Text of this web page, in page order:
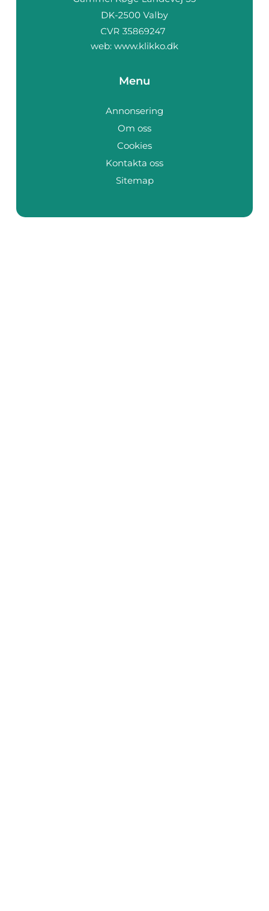
web: www.klikko.dk
Menu
Annonsering
Om oss
Cookies
Kontakta oss
Sitemap